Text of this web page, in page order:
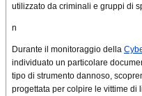
utilizzato da criminali e gruppi di
n
Durante il monitoraggio della
individuato un particolare
tipo di strumento dannoso,
progettata per colpire le vittime di